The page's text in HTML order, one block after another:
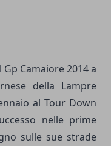
Camaiore 2014 a
della Lampre
al Tour Down
nelle prime
sulle sue strade